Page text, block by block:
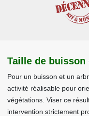
Taille de
Pour un buisson et un
activité réalisable pour
végétations. Viser ce
intervention strictement